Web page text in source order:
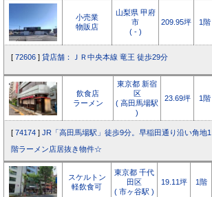
小売業
物販店
山梨県 甲府
市
( - )
209.95坪 1階
[ 72606 ] 貸店舗：ＪＲ中央本線 竜王 徒歩29分
飲食店
ラーメン
東京都 新宿
区
( 高田馬場駅
)
23.69坪 1階
[ 74174 ] JR「高田馬場駅」徒歩9分。早稲田通り沿い角地1
階ラーメン店居抜き物件☆
スケルトン
軽飲食可
東京都 千代
田区
( 市ヶ谷駅 )
19.11坪 1階